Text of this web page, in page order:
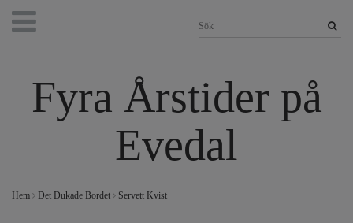
Fyra Årstider på
Evedal
Hem Det Dukade Bordet Servett Kvist